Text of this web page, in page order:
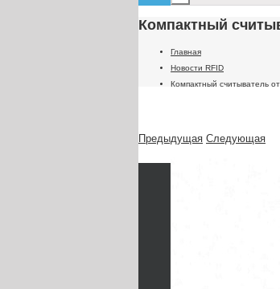
Компактный
Главная
Новости RFID
Компактный считыватель
Предыдущая Следующая